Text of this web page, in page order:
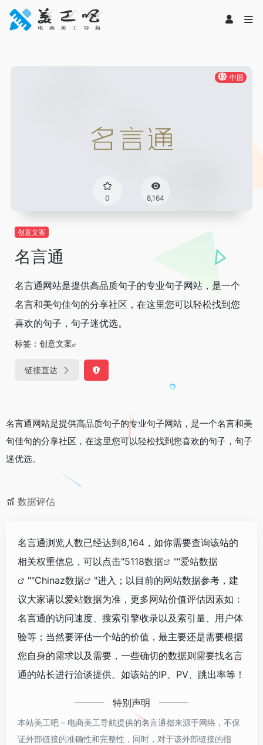
中国
0 8,164
创意文案
名言通
名言通网站是提供高品质句子的专业句子网站，是一个
名言和美句佳句的分享社区，在这里您可以轻松找到您
喜欢的句子，句子迷优选。
标签： 创意文案
链接直达
名言通网站是提供高品质句子的专业句子网站，是一个名言和美
句佳句的分享社区，在这里您可以轻松找到您喜欢的句子，句子
迷优选。
数据评估
名言通浏览人数已经达到8,164，如你需要查询该站的
相关权重信息，可以点击"5118数据 ""爱站数据
""Chinaz数据
"进入；以目前的网站数据参考，建
议大家请以爱站数据为准，更多网站价值评估因素如：
名言通的访问速度、搜索引擎收录以及索引量、用户体
验等；当然要评估一个站的价值，最主要还是需要根据
您自身的需求以及需要，一些确切的数据则需要找名言
通的站长进行洽谈提供。如该站的IP、PV、跳出率等！
特别声明
本站美工吧 – 电商美工导航提供的名言通都来源于网络，不保
证外部链接的准确性和完整性，同时，对于该外部链接的指